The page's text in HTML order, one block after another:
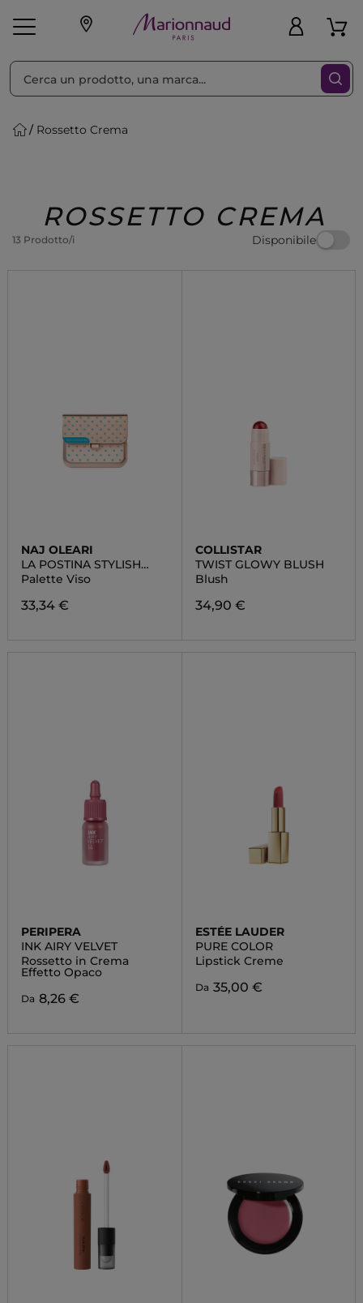
Make-up Profumi
Regalo
Rossetto Crema
ROSSETTO CREMA
13 Prodotto/i Disponibile
Ordina per Filtra
NAJ OLEARI
LA POSTINA STYLISH
POP SMALL
Palette Viso
33,34 €
COLLISTAR
TWIST GLOWY BLUSH
Blush
34,90 €
PERIPERA
INK AIRY VELVET
Rossetto in Crema
Effetto Opaco
Da 8,26 €
ESTÉE LAUDER
PURE COLOR
Lipstick Creme
Da 35,00 €